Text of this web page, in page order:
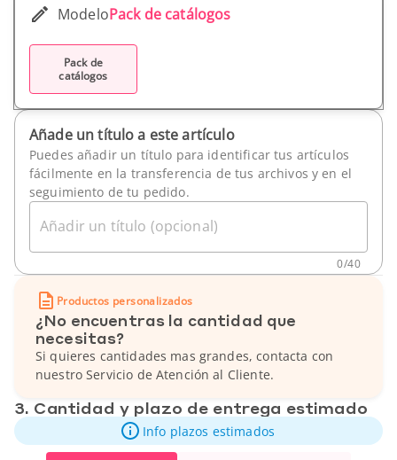
ModeloPack de catálogos
Pack de
catálogos
Añade un título a este artículo
Puedes añadir un título para identificar tus artículos
fácilmente en la transferencia de tus archivos y en el
seguimiento de tu pedido.
Añadir un título (opcional)
0/40
Productos personalizados
¿No encuentras la cantidad que
necesitas?
Si quieres cantidades mas grandes, contacta con
nuestro Servicio de Atención al Cliente.
3. Cantidad y plazo de entrega estimado
Info plazos estimados